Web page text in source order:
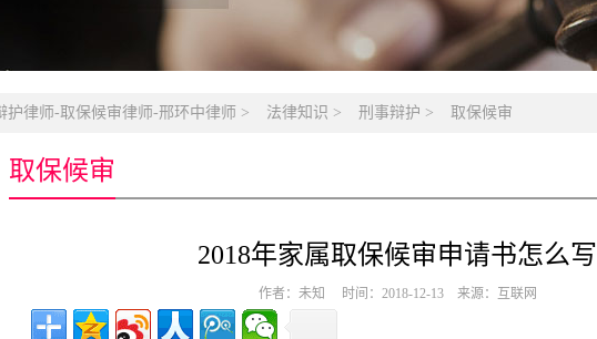
护律师-取保候审律师-邢环中律师 > 法律知识 > 刑事辩护 > 取保候审
取保候审
2018年家属取保候审申请书怎么写
作者：未知 时间：2018-12-13 来源：互联网